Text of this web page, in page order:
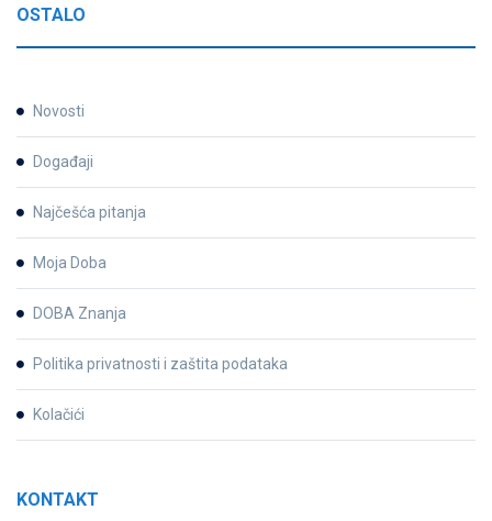
OSTALO
Novosti
Događaji
Najčešća pitanja
Moja Doba
DOBA Znanja
Politika privatnosti i zaštita podataka
Kolačići
KONTAKT